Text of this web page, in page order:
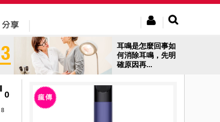
耳鳴是怎麼回事如
何消除耳鳴，先明
確原因再...
0
8